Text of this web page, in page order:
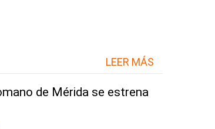
LEER MÁS
de Mérida se estrena